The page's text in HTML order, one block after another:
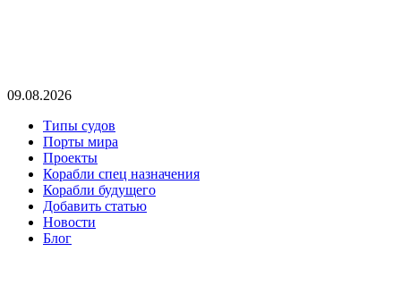
09.08.2026
Типы судов
Порты мира
Проекты
Корабли спец назначения
Корабли будущего
Добавить статью
Новости
Блог